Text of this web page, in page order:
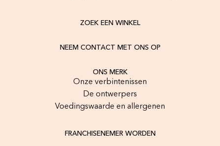
ZOEK EEN WINKEL
NEEM CONTACT MET ONS OP
ONS MERK
Onze verbintenissen
De ontwerpers
Voedingswaarde en allergenen
FRANCHISENEMER WORDEN